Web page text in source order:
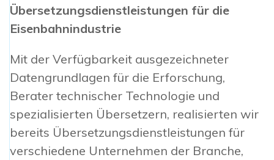
Übersetzungsdienstleistungen für die
Eisenbahnindustrie
Mit der Verfügbarkeit ausgezeichneter
Datengrundlagen für die Erforschung,
Berater technischer Technologie und
spezialisierten Übersetzern, realisierten wir
bereits Übersetzungsdienstleistungen für
verschiedene Unternehmen der Branche,